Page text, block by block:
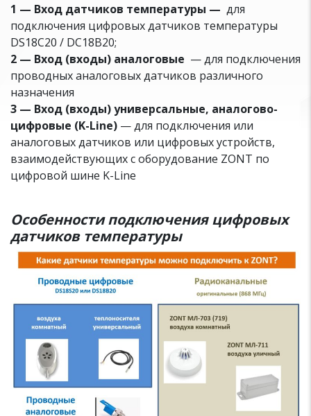
1 — Вход датчиков температуры — для
подключения цифровых датчиков температуры
DS18C20 / DC18B20;
2 — Вход (входы) аналоговые — для подключения
проводных аналоговых датчиков различного
назначения
3 — Вход (входы) универсальные, аналогово-
цифровые (K-Line) — для подключения или
аналоговых датчиков или цифровых устройств,
взаимодействующих с оборудование ZONT по
цифровой шине K-Line
Особенности подключения цифровых
датчиков температуры